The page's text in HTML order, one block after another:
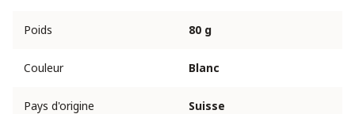
Poids 80 g
Couleur Blanc
Pays d'origine Suisse